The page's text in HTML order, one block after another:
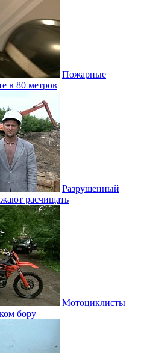
Пожарные
в 80 метров
Разрушенный
расчищать
Мотоциклисты
бору